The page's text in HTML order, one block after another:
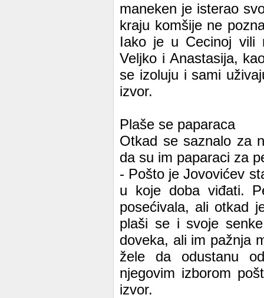
maneken je isterao
kraju komšije ne
Iako je u Cecinoj vili
Veljko i Anastasija,
se izoluju i sami
izvor.
Plaše se paparaca
Otkad se saznalo za
da su im paparaci za
- Pošto je Jovovićev
u koje doba viđati.
posećivala, ali otkad
plaši se i svoje
doveka, ali im pažnja
žele da odustanu
njegovim izborom
izvor.